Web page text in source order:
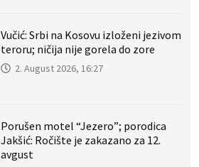
Vučić: Srbi na Kosovu izloženi jezivom
teroru; ničija nije gorela do zore
2. August 2026, 16:27
Porušen motel “Jezero”; porodica
Jakšić: Ročište je zakazano za 12.
avgust